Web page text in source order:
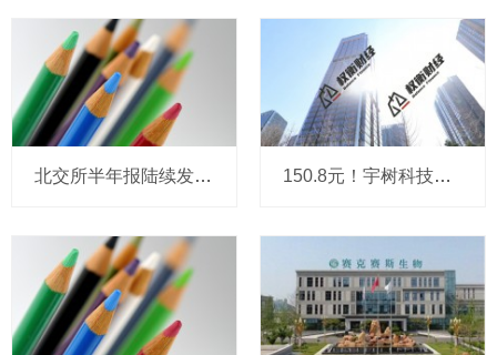
北交所半年报陆续发布 高景气赛道企业业绩亮眼 150.8元！宇树科技，IPO发行价定了